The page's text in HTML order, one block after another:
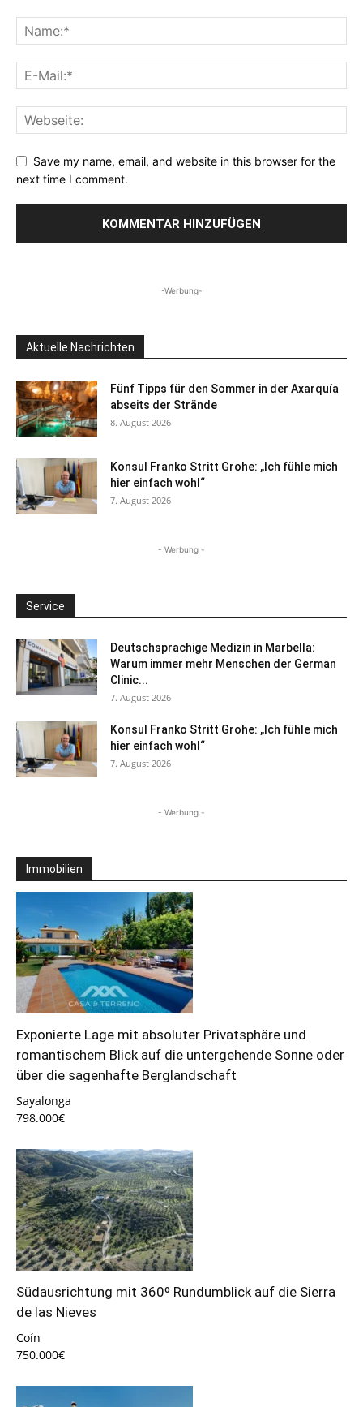
Save my name, email, and website in this browser for the
next time I comment.
-Werbung-
Aktuelle Nachrichten
Fünf Tipps für den Sommer in der Axarquía
abseits der Strände
8. August 2026
Konsul Franko Stritt Grohe: „Ich fühle mich
hier einfach wohl“
7. August 2026
- Werbung -
Service
Deutschsprachige Medizin in Marbella:
Warum immer mehr Menschen der German
Clinic...
7. August 2026
Konsul Franko Stritt Grohe: „Ich fühle mich
hier einfach wohl“
7. August 2026
- Werbung -
Immobilien
Exponierte Lage mit absoluter Privatsphäre und
romantischem Blick auf die untergehende Sonne oder
über die sagenhafte Berglandschaft
Sayalonga
798.000€
Südausrichtung mit 360º Rundumblick auf die Sierra
de las Nieves
Coín
750.000€